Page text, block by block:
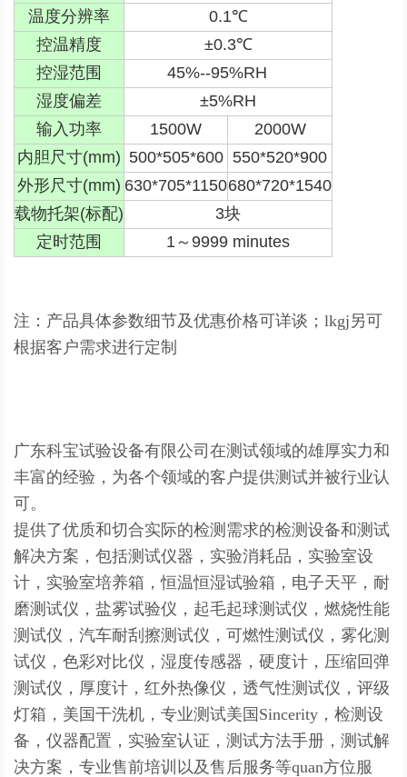
温度分辨率 0.1℃
控温精度
±0.3℃
控湿范围
45%--95%RH
湿度偏差
±5%RH
输入功率
1500W
2000W
内胆尺寸(mm) 500*505*600 550*520*900
外形尺寸(mm) 630*705*1150680*720*1540
载物托架(标配) 3块
定时范围
1 ～9999 minutes
注：产品具体参数细节及优惠价格可详谈；lkgj另可
根据客户需求进行定制
广东科宝试验设备有限公司在测试领域的雄厚实力和
丰富的经验，为各个领域的客户提供测试并被行业认
可。
提供了优质和切合实际的检测需求的检测设备和测试
解决方案，包括测试仪器，实验消耗品，实验室设
计，实验室培养箱，恒温恒湿试验箱，电子天平，耐
磨测试仪，盐雾试验仪，起毛起球测试仪，燃烧性能
测试仪，汽车耐刮擦测试仪，可燃性测试仪，雾化测
试仪，色彩对比仪，湿度传感器，硬度计，压缩回弹
测试仪，厚度计，红外热像仪，透气性测试仪，评级
灯箱，美国干洗机，专业测试美国Sincerity，检测设
备，仪器配置，实验室认证，测试方法手册，测试解
决方案，专业售前培训以及售后服务等quan方位服